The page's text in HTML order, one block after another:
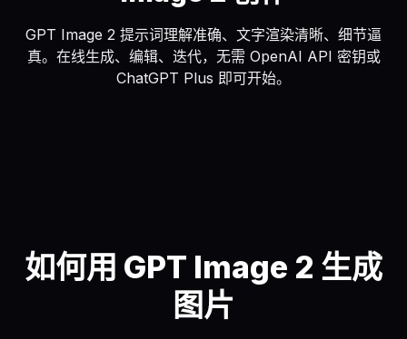
GPT Image 2 提示词理解准确、文字渲染清晰、细节逼
真。在线生成、编辑、迭代，无需 OpenAI API 密钥或
ChatGPT Plus 即可开始。
如何用 GPT Image 2 生成
图片